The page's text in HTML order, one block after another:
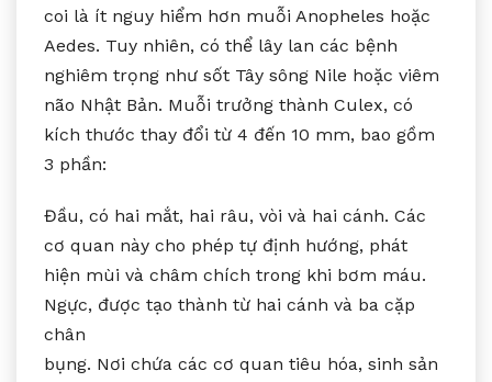
coi là ít nguy hiểm hơn muỗi Anopheles hoặc
Aedes. Tuy nhiên, có thể lây lan các bệnh
nghiêm trọng như sốt Tây sông Nile hoặc viêm
não Nhật Bản. Muỗi trưởng thành Culex, có
kích thước thay đổi từ 4 đến 10 mm, bao gồm
3 phần:
Đầu, có hai mắt, hai râu, vòi và hai cánh. Các
cơ quan này cho phép tự định hướng, phát
hiện mùi và châm chích trong khi bơm máu.
Ngực, được tạo thành từ hai cánh và ba cặp
chân
bụng. Nơi chứa các cơ quan tiêu hóa, sinh sản